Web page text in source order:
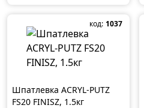
код: 1037
Шпатлевка ACRYL-PUTZ
FS20 FINISZ, 1.5кг